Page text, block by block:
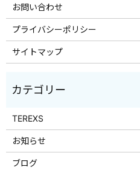
お問い合わせ
プライバシーポリシー
サイトマップ
TEREXS
お知らせ
ブログ